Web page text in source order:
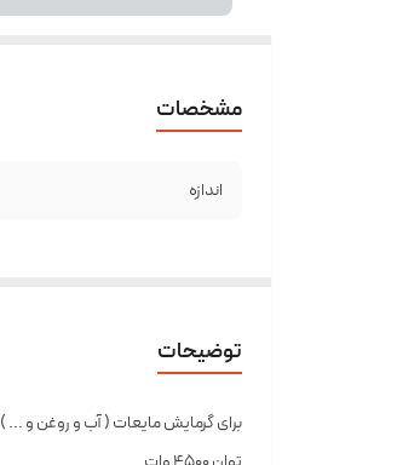
مشخصات
اندازه
توضیحات
برای گرمایش مایعات ( آب و روغن و ... )